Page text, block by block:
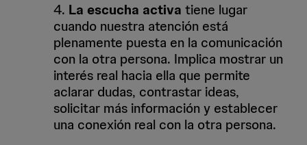
4. La escucha activa tiene lugar
cuando nuestra atención está
plenamente puesta en la comunicación
con la otra persona. Implica mostrar un
interés real hacia ella que permite
aclarar dudas, contrastar ideas,
solicitar más información y establecer
una conexión real con la otra persona.